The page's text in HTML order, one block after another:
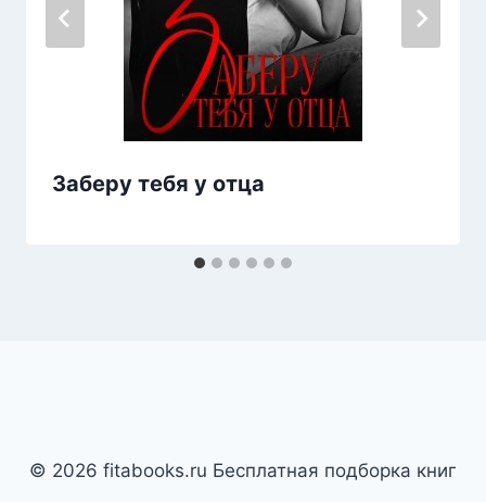
Заберу тебя у отца
© 2026 fitabooks.ru Бесплатная подборка книг